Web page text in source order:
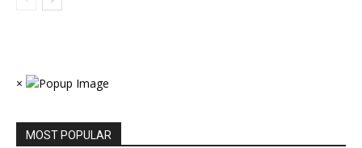
×
MOST POPULAR